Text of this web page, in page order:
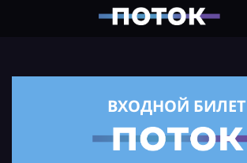
ВХОДНОЙ БИЛЕТ